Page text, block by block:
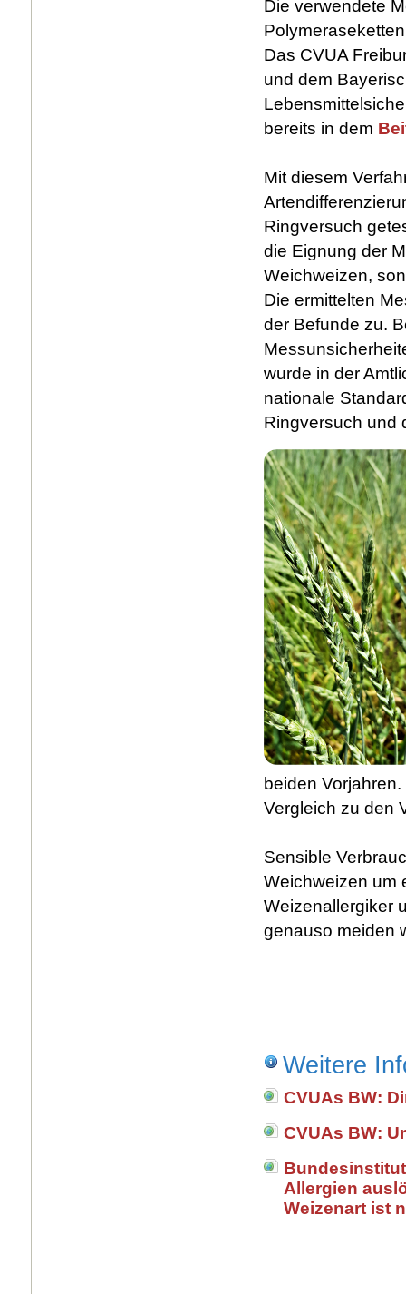
Die verwendete
Das CVUA
und dem
bereits in dem
Mit diesem
Ringversuch
die Eignung der
Weichweizen,
Die ermittelten
der Befunde zu.
wurde in der
nationale
Ringversuch und
beiden
Vergleich zu den
Sensible
Weichweizen um
Weizenallergiker
genauso meiden
Weitere
CVUAs BW:
CVUAs BW:
Allergien
Weizenart ist